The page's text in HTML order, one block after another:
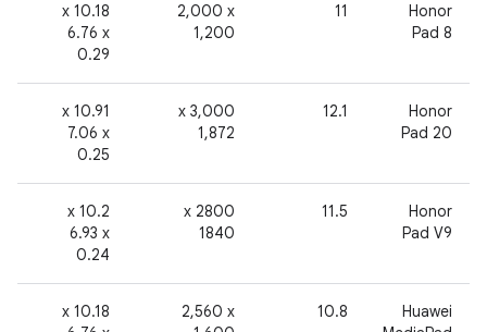
Honor
Pad 8
11
‎2,000 x
1,200
‫10.18 x
6.76 x
0.29
Honor
Pad 20
12.1
‫3,000 x
1,872
‫10.91 x
7.06 x
0.25
Honor
Pad V9
11.5
2800 x
1840
‫10.2 x
6.93 x
0.24
Huawei
10.8
‎2,560 x
‫10.18 x